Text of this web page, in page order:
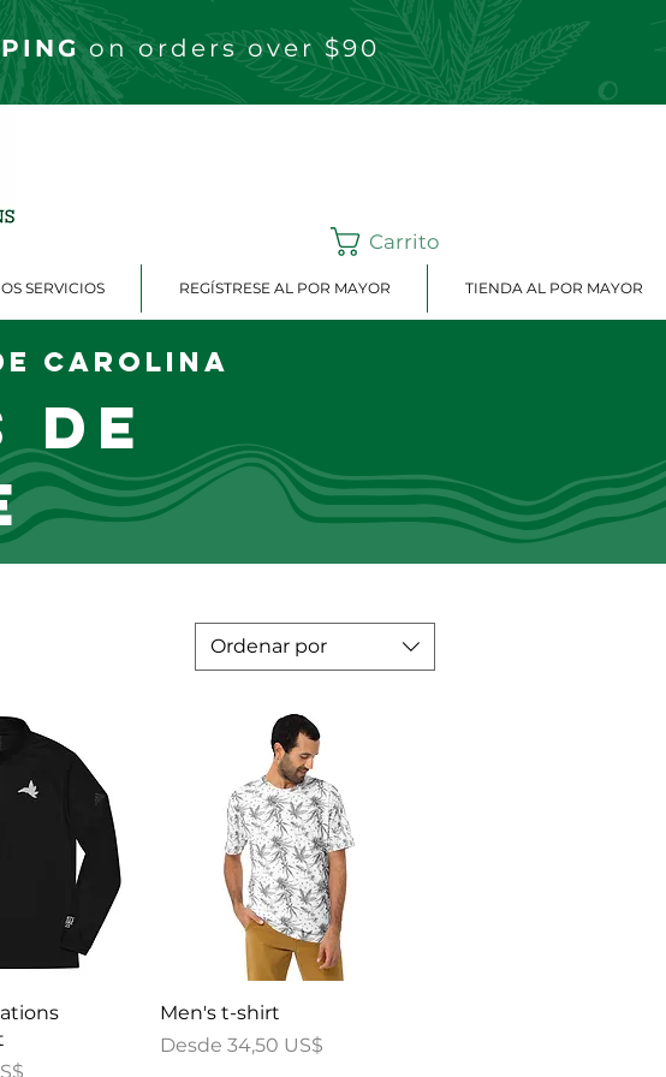
on orders over $90
Carrito
SERVICIOS REGÍSTRESE AL POR MAYOR TIENDA AL POR MAYOR
Carolina
de
Ordenar por
Vista rápida
Men's t-shirt
Desde34,50 US$
Precio de oferta